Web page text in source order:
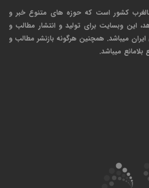
کشور است که حوزه های متنوع خبر و
این وبسایت برای تولید و انتشار مطالب و
میباشد. همچنین هرگونه بازنشر مطالب و
بلامانع میباشد.